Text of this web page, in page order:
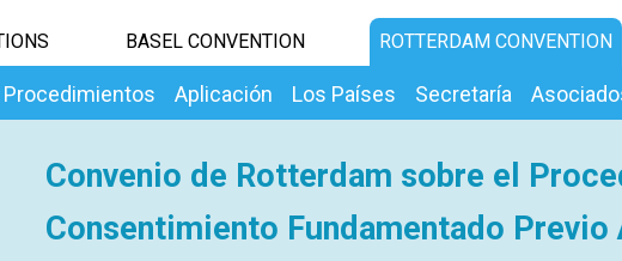
BASEL CONVENTION ROTTERDAM CONVENTION
Procedimientos Aplicación Los Países Secretaría
Convenio de Rotterdam sobre el
Consentimiento Fundamentado Previo